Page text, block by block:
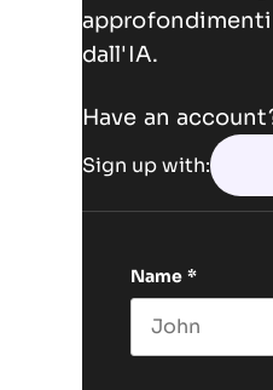
dall'IA.
Have an
Sign up with:
Name *